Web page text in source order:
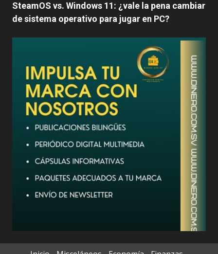
SteamOS vs. Windows 11: ¿vale la pena cambiar
de sistema operativo para jugar en PC?